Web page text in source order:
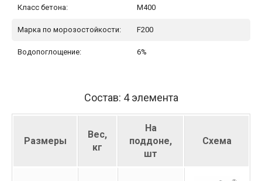
Класс бетона: М400
Марка по морозостойкости: F200
Водопоглощение: 6%
Состав: 4 элемента
Размеры
Вес,
кг
На
поддоне,
шт
Схема